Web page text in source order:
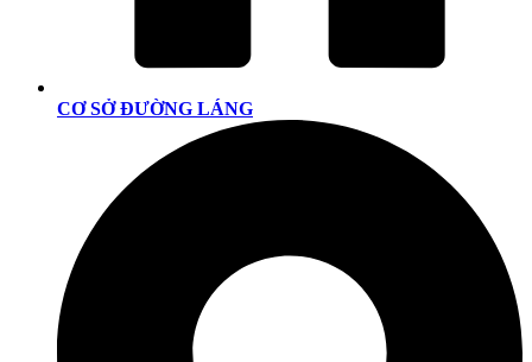
CƠ SỞ ĐƯỜNG LÁNG